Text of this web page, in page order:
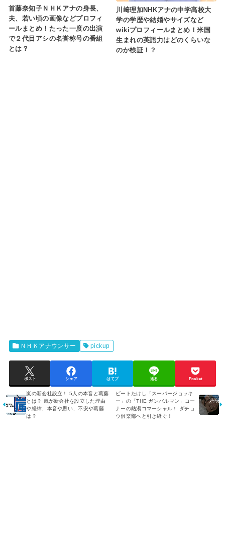
首藤奈知子ＮＨＫアナの身長、
夫、若い頃の画像などプロフィ
ールまとめ！たった一度の出演
で２代目アシの名誉称号の番組
とは？
川﨑理加NHKアナの中学高校大
学の学歴や結婚やサイズなど
wikiプロフィールまとめ！米国
生まれの英語力はどのくらいな
のか検証！？
ＮＨＫアナウンサー pickup
ポスト シェア はてブ 送る Pocket
嵐の新会社設立！ 5人の本音と葛藤
とは？ 嵐が新会社を設立した理由
や経緯、本音や思い、不安や葛藤
は？
ビートたけし「スーパージョッキ
ー」の「THE ガンバルマン」コー
ナーの熱湯コマーシャル！ ダチョ
ウ俱楽部へと引き継ぐ！